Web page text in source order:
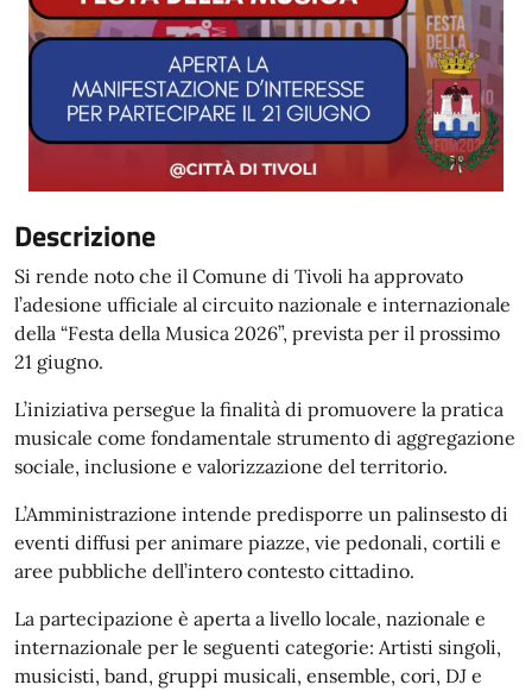
Descrizione
Si rende noto che il Comune di Tivoli ha approvato
l’adesione ufficiale al circuito nazionale e internazionale
della “Festa della Musica 2026”, prevista per il prossimo
21 giugno.
L’iniziativa persegue la finalità di promuovere la pratica
musicale come fondamentale strumento di aggregazione
sociale, inclusione e valorizzazione del territorio.
L’Amministrazione intende predisporre un palinsesto di
eventi diffusi per animare piazze, vie pedonali, cortili e
aree pubbliche dell’intero contesto cittadino.
La partecipazione è aperta a livello locale, nazionale e
internazionale per le seguenti categorie: Artisti singoli,
musicisti, band, gruppi musicali, ensemble, cori, DJ e